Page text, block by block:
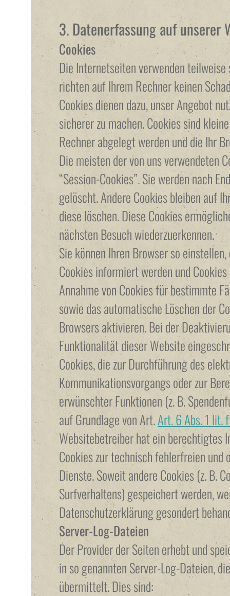
3. Datenerfassung auf unserer
Cookies
Die Internetseiten verwenden teilweise
richten auf Ihrem Rechner keinen
Cookies dienen dazu, unser Angebot
sicherer zu machen. Cookies sind
Rechner abgelegt werden und die Ihr
Die meisten der von uns verwendeten
“Session-Cookies”. Sie werden nach
gelöscht. Andere Cookies bleiben auf
diese löschen. Diese Cookies
nächsten Besuch wiederzuerkennen.
Sie können Ihren Browser so
Cookies informiert werden und
Annahme von Cookies für bestimmte
sowie das automatische Löschen der
Browsers aktivieren. Bei der
Funktionalität dieser Website
Cookies, die zur Durchführung des
Kommunikationsvorgangs oder zur
erwünschter Funktionen (z. B.
auf Grundlage von Art.Art. 6 Abs. 1 lit.
Websitebetreiber hat ein berechtigtes
Cookies zur technisch fehlerfreien
Dienste. Soweit andere Cookies (z. B.
Surfverhaltens) gespeichert werden,
Datenschutzerklärung gesondert
Server-Log-Dateien
Der Provider der Seiten erhebt und
in so genannten Server-Log-Dateien,
übermittelt. Dies sind: